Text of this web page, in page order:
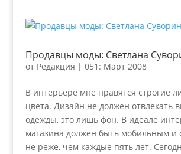
Продавцы моды: Светлана
от Редакция | 051: Март 2008
В интерьере мне нравятся строгие
цвета. Дизайн не должен отвлекать
одежды, это лишь фон. В идеале
магазина должен быть мобильным и
не реже, чем каждые пять лет.